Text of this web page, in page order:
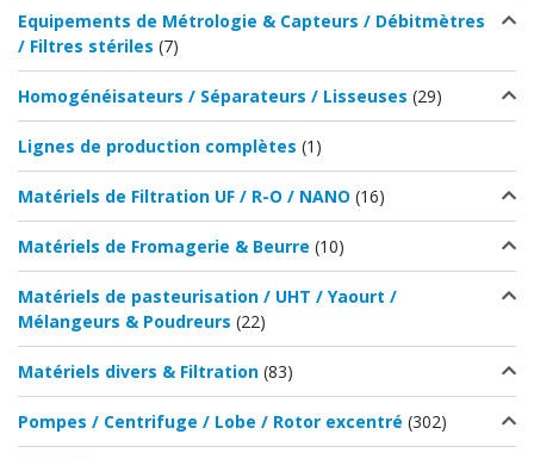
Equipements de Métrologie & Capteurs / Débitmètres
/ Filtres stériles (7)
Homogénéisateurs / Séparateurs / Lisseuses (29)
Lignes de production complètes (1)
Matériels de Filtration UF / R-O / NANO (16)
Matériels de Fromagerie & Beurre (10)
Matériels de pasteurisation / UHT / Yaourt /
Mélangeurs & Poudreurs (22)
Matériels divers & Filtration (83)
Pompes / Centrifuge / Lobe / Rotor excentré (302)